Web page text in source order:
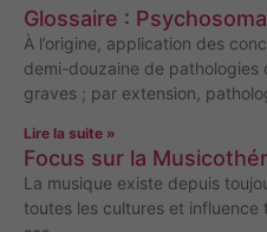
Glossaire :
À l’origine, application des
demi-douzaine de pathologies
graves ; par extension,
Lire la suite »
Focus sur la
La musique existe depuis
toutes les cultures et